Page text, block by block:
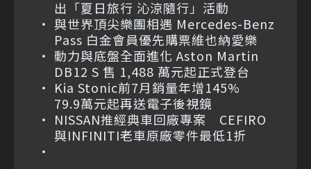
出「夏日旅行 沁涼隨行」活動
與世界頂尖樂團相遇 Mercedes-Benz
Pass 白金會員優先購票維也納愛樂
動力與底盤全面進化 Aston Martin
DB12 S 售 1,488 萬元起正式登台
Kia Stonic前7月銷量年增145%
79.9萬元起再送電子後視鏡
NISSAN推經典車回廠專案 CEFIRO
與INFINITI老車原廠零件最低1折